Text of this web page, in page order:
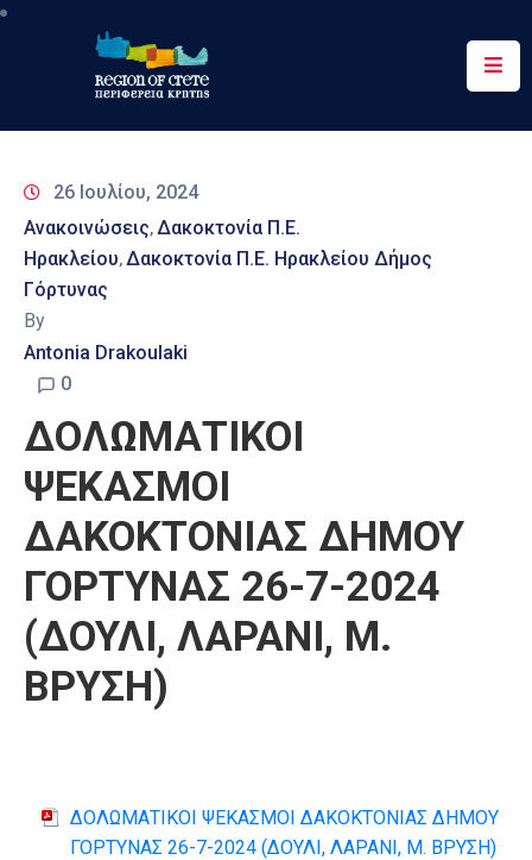
Περιφέρεια
&
Δράσεις
Ψηφιακές
Υπηρεσίες
26 Ιουλίου, 2024
Ανακοινώσεις‚Δακοκτονία Π.Ε.
Ηρακλείου‚Δακοκτονία Π.Ε. Ηρακλείου Δήμος
Γόρτυνας
By
Antonia Drakoulaki
0
ΔΟΛΩΜΑΤΙΚΟΙ
ΨΕΚΑΣΜΟΙ
ΔΑΚΟΚΤΟΝΙΑΣ ΔΗΜΟΥ
ΓΟΡΤΥΝΑΣ 26-7-2024
(ΔΟΥΛΙ, ΛΑΡΑΝΙ, Μ.
ΒΡΥΣΗ)
ΔΟΛΩΜΑΤΙΚΟΙ ΨΕΚΑΣΜΟΙ ΔΑΚΟΚΤΟΝΙΑΣ ΔΗΜΟΥ
ΓΟΡΤΥΝΑΣ 26-7-2024 (ΔΟΥΛΙ, ΛΑΡΑΝΙ, Μ. ΒΡΥΣΗ)